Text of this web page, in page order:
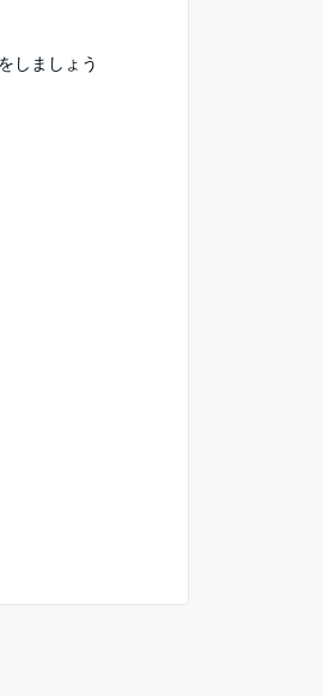
しましょう